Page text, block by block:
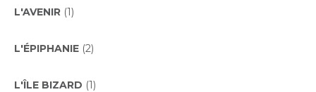
L'AVENIR (1)
L'ÉPIPHANIE (2)
L'ÎLE BIZARD (1)